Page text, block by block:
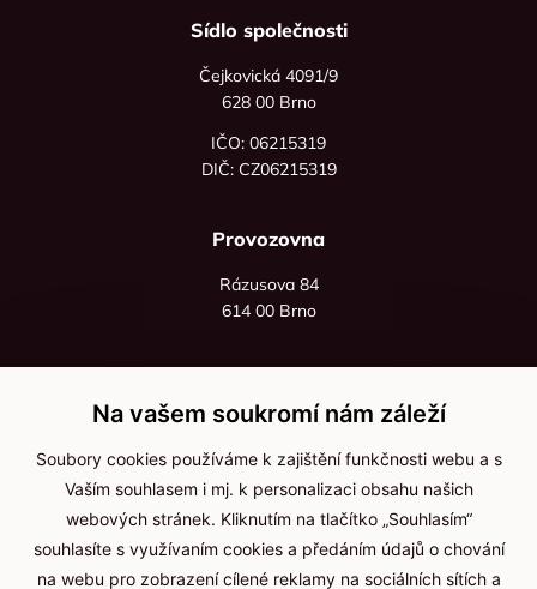
Sídlo společnosti
Čejkovická 4091/9
628 00 Brno
IČO: 06215319
DIČ: CZ06215319
Provozovna
Rázusova 84
614 00 Brno
+420 736 535 066
Po - pá: 8:00 - 16:00
info@jma-kam.cz
Důležité informace
Na vašem soukromí nám záleží
Soubory cookies používáme k zajištění funkčnosti webu a s
Vaším souhlasem i mj. k personalizaci obsahu našich
webových stránek. Kliknutím na tlačítko „Souhlasím“
souhlasíte s využívaním cookies a předáním údajů o chování
na webu pro zobrazení cílené reklamy na sociálních sítích a